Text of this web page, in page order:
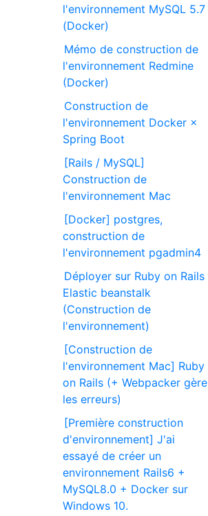
l'environnement MySQL 5.7
(Docker)
Mémo de construction de
l'environnement Redmine
(Docker)
Construction de
l'environnement Docker ×
Spring Boot
[Rails / MySQL]
Construction de
l'environnement Mac
[Docker] postgres,
construction de
l'environnement pgadmin4
Déployer sur Ruby on Rails
Elastic beanstalk
(Construction de
l'environnement)
[Construction de
l'environnement Mac] Ruby
on Rails (+ Webpacker gère
les erreurs)
[Première construction
d'environnement] J'ai
essayé de créer un
environnement Rails6 +
MySQL8.0 + Docker sur
Windows 10.